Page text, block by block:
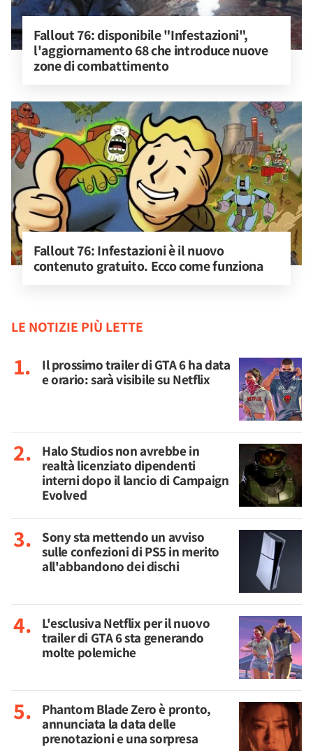
Fallout 76: disponibile "Infestazioni",
l'aggiornamento 68 che introduce nuove
zone di combattimento
Fallout 76: Infestazioni è il nuovo
contenuto gratuito. Ecco come funziona
LE NOTIZIE PIÙ LETTE
Il prossimo trailer di GTA 6 ha data
e orario: sarà visibile su Netflix
Halo Studios non avrebbe in
realtà licenziato dipendenti
interni dopo il lancio di Campaign
Evolved
Sony sta mettendo un avviso
sulle confezioni di PS5 in merito
all'abbandono dei dischi
L'esclusiva Netflix per il nuovo
trailer di GTA 6 sta generando
molte polemiche
Phantom Blade Zero è pronto,
annunciata la data delle
prenotazioni e una sorpresa